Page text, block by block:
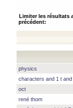
Limiter les résultats
précédent:
physics
characters and 1 t and
oct
rené thom